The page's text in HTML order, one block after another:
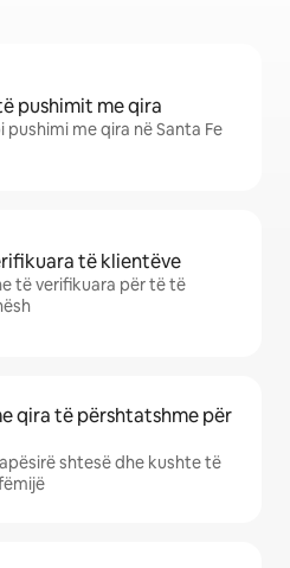
pushimit me qira
pushimi me qira në Santa Fe
të klientëve
të verifikuara për të të
qira të përshtatshme për
shtesë dhe kushte të